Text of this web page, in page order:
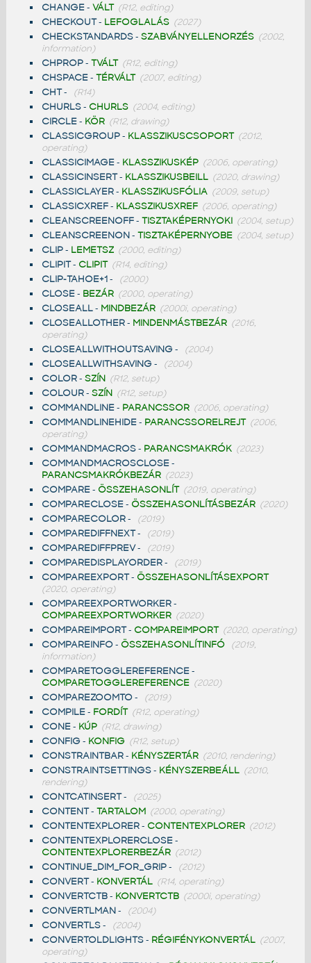
CHANGE- VÁLT (R12, editing)
CHECKOUT- LEFOGLALÁS (2027)
CHECKSTANDARDS- SZABVÁNYELLENORZÉS (2002,
information)
CHPROP- TVÁLT (R12, editing)
CHSPACE- TÉRVÁLT (2007, editing)
CHT- (R14)
CHURLS- CHURLS (2004, editing)
CIRCLE- KÖR (R12, drawing)
CLASSICGROUP- KLASSZIKUSCSOPORT (2012,
operating)
CLASSICIMAGE- KLASSZIKUSKÉP (2006, operating)
CLASSICINSERT- KLASSZIKUSBEILL (2020, drawing)
CLASSICLAYER- KLASSZIKUSFÓLIA (2009, setup)
CLASSICXREF- KLASSZIKUSXREF (2006, operating)
CLEANSCREENOFF- TISZTAKÉPERNYOKI (2004, setup)
CLEANSCREENON- TISZTAKÉPERNYOBE (2004, setup)
CLIP- LEMETSZ (2000, editing)
CLIPIT- CLIPIT (R14, editing)
CLIP-TAHOE+1- (2000)
CLOSE- BEZÁR (2000, operating)
CLOSEALL- MINDBEZÁR (2000i, operating)
CLOSEALLOTHER- MINDENMÁSTBEZÁR (2016,
operating)
CLOSEALLWITHOUTSAVING- (2004)
CLOSEALLWITHSAVING- (2004)
COLOR- SZÍN (R12, setup)
COLOUR- SZÍN (R12, setup)
COMMANDLINE- PARANCSSOR (2006, operating)
COMMANDLINEHIDE- PARANCSSORELREJT (2006,
operating)
COMMANDMACROS- PARANCSMAKRÓK (2023)
COMMANDMACROSCLOSE-
PARANCSMAKRÓKBEZÁR (2023)
COMPARE- ÖSSZEHASONLÍT (2019, operating)
COMPARECLOSE- ÖSSZEHASONLÍTÁSBEZÁR (2020)
COMPARECOLOR- (2019)
COMPAREDIFFNEXT- (2019)
COMPAREDIFFPREV- (2019)
COMPAREDISPLAYORDER- (2019)
COMPAREEXPORT- ÖSSZEHASONLÍTÁSEXPORT
(2020, operating)
COMPAREEXPORTWORKER-
COMPAREEXPORTWORKER (2020)
COMPAREIMPORT- COMPAREIMPORT (2020, operating)
COMPAREINFO- ÖSSZEHASONLÍTINFÓ
(2019,
information)
COMPARETOGGLEREFERENCE-
COMPARETOGGLEREFERENCE (2020)
COMPAREZOOMTO- (2019)
COMPILE- FORDÍT (R12, operating)
CONE- KÚP (R12, drawing)
CONFIG- KONFIG (R12, setup)
CONSTRAINTBAR- KÉNYSZERTÁR (2010, rendering)
CONSTRAINTSETTINGS- KÉNYSZERBEÁLL (2010,
rendering)
CONTCATINSERT- (2025)
CONTENT- TARTALOM (2000, operating)
CONTENTEXPLORER- CONTENTEXPLORER (2012)
CONTENTEXPLORERCLOSE-
CONTENTEXPLORERBEZÁR (2012)
CONTINUE_DIM_FOR_GRIP- (2012)
CONVERT- KONVERTÁL (R14, operating)
CONVERTCTB- KONVERTCTB (2000i, operating)
CONVERTLMAN- (2004)
CONVERTLS- (2004)
CONVERTOLDLIGHTS- RÉGIFÉNYKONVERTÁL (2007,
operating)